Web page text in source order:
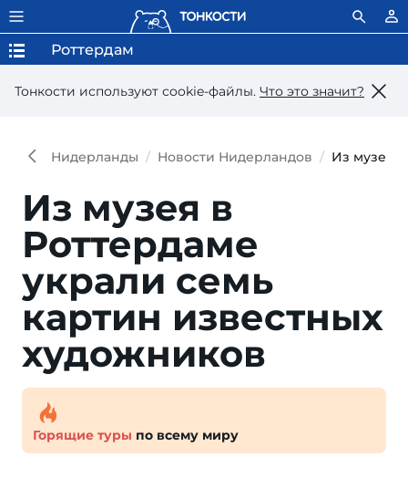
Тонкости используют сookie-файлы. Что это значит?
Роттердам
Нидерланды Новости Нидерландов Из музея
Из музея в
Роттердаме
украли семь
картин известных
художников
Горящие туры по всему миру